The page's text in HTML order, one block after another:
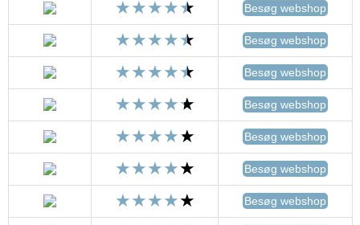
Besøg webshop
Besøg webshop
Besøg webshop
Besøg webshop
Besøg webshop
Besøg webshop
Besøg webshop